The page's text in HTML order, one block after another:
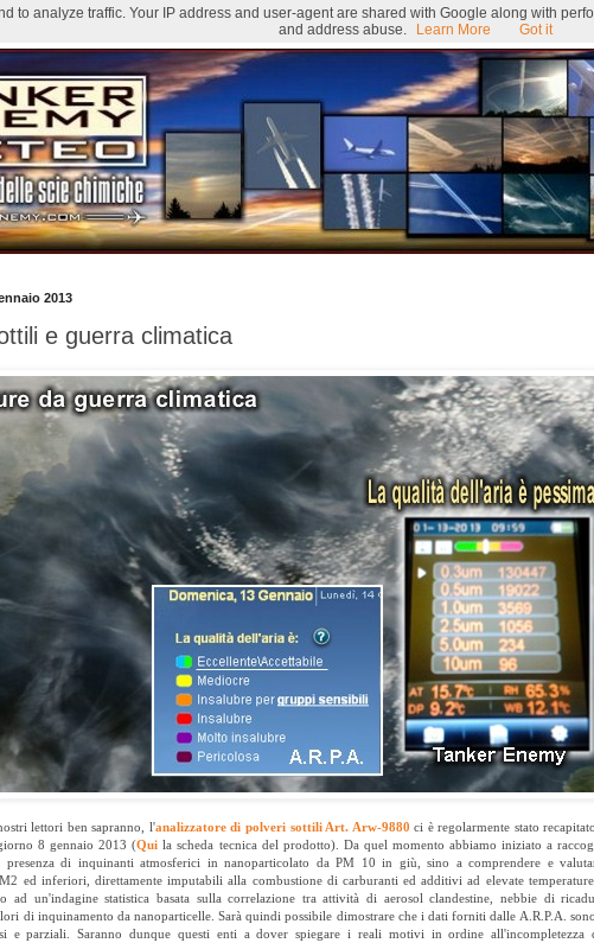
2013
e guerra climatica
lettori ben sapranno, l'analizzatore di polveri sottili Art. Arw-9880 ci è regolarmente stato
8 gennaio 2013 (Qui la scheda tecnica del prodotto). Da quel momento abbiamo iniziato a
presenza di inquinanti atmosferici in nanoparticolato da PM 10 in giù, sino a comprendere e
ed inferiori, direttamente imputabili alla combustione di carburanti ed additivi ad elevate
ad un'indagine statistica basata sulla correlazione tra attività di aerosol clandestine, nebbie di
di inquinamento da nanoparticelle. Sarà quindi possibile dimostrare che i dati forniti dalle A.R.P.A.
e parziali. Saranno dunque questi enti a dover spiegare i reali motivi in ordine all'incompletezza
to analyze traffic. Your IP address and user-agent are shared with Google along with
and address abuse.
Learn More Got it